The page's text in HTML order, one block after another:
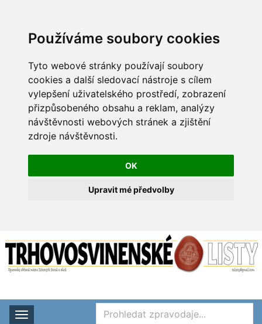
Používáme soubory cookies
Tyto webové stránky používají soubory
cookies a další sledovací nástroje s cílem
vylepšení uživatelského prostředí, zobrazení
přizpůsobeného obsahu a reklam, analýzy
návštěvnosti webových stránek a zjištění
zdroje návštěvnosti.
OK
Upravit mé předvolby
Rozbalit nabídku